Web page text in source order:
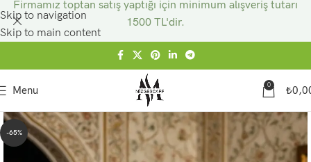
Skip to navigation
Skip to main content
Menu 0 ₺
-65%
Firmamız toptan satış yaptığı için minimum alışveriş tutarı
1500 TL'dir.